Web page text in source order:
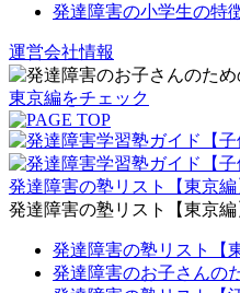
発達障害の小学生の特
運営会社情報
東京編をチェック
発達障害の塾リスト【東京編
発達障害の塾リスト【東京編
発達障害の塾リスト【
発達障害のお子さんの